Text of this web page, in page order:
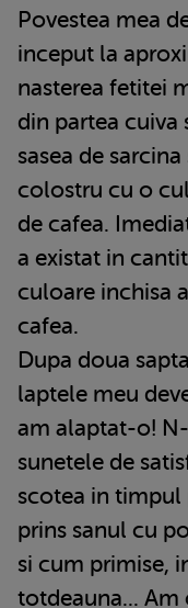
Povestea mea
inceput la
nasterea fetitei
din partea cuiva
sasea de
colostru cu o
de cafea.
a existat in
culoare inchisa
cafea.
Dupa doua
laptele meu
am alaptat-o!
sunetele de
scotea in timpul
prins sanul cu
si cum primise,
totdeauna...